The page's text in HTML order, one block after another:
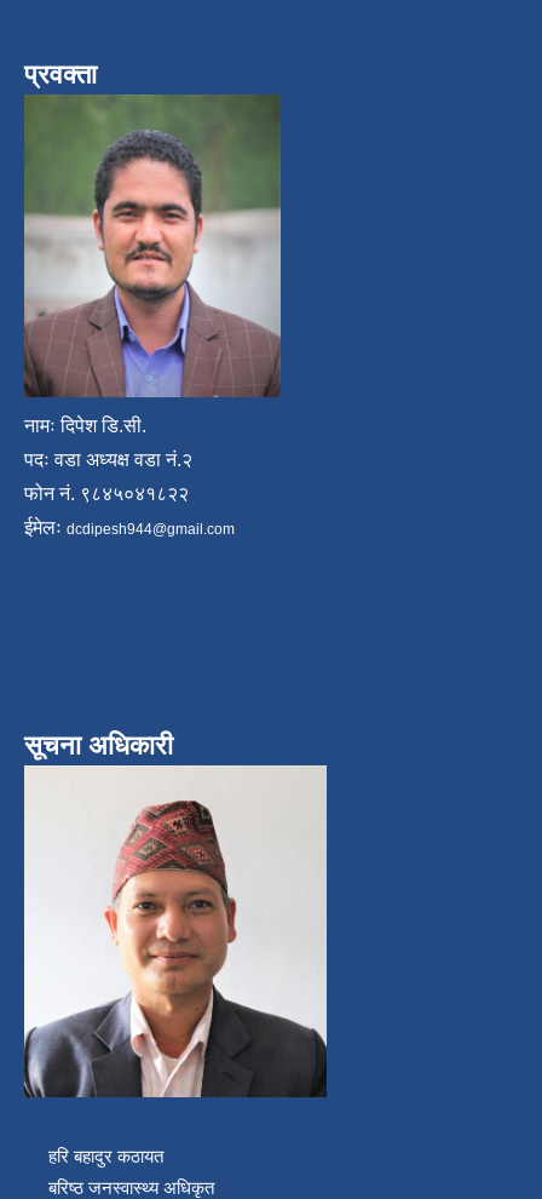
प्रवक्ता
नामः दिपेश डि.सी.
पदः वडा अध्यक्ष वडा नं.२
फोन नं. ९८४५०४१८२२
ईमेलः dcdipesh944@gmail.com
सूचना अधिकारी
हरि बहादुर कठायत
बरिष्ठ जनस्वास्थ्य अधिकृत